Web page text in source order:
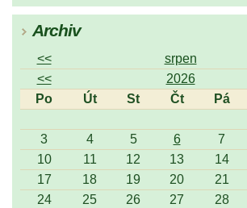
Archiv
<< srpen
<<
2026
Po
Út St Čt Pá
3
4 5 6 7
10
11 12 13 14
17
18 19 20 21
24
25 26 27 28